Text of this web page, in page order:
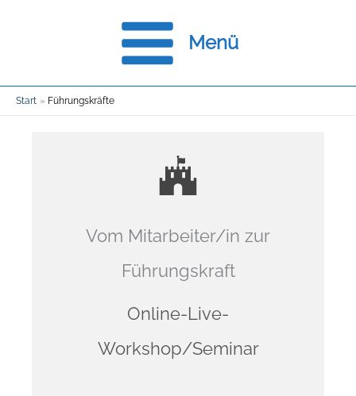
springen
Menü
Start Führungskräfte
Vom Mitarbeiter/in zur
Führungskraft
Online-Live-
Workshop/Seminar